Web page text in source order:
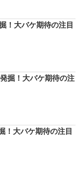
！大バケ期待の注目
掘！大バケ期待の注
！大バケ期待の注目